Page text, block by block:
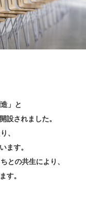
」と
設されました。
、
ます。
との共生により、
す。